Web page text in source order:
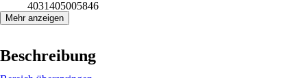
4031405005846
Mehr anzeigen
Beschreibung